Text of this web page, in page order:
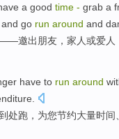
a good time - grab a
go run around and
邀出朋友 ， 家人或爱人
have to run around
处跑 ，为您节约大量时间